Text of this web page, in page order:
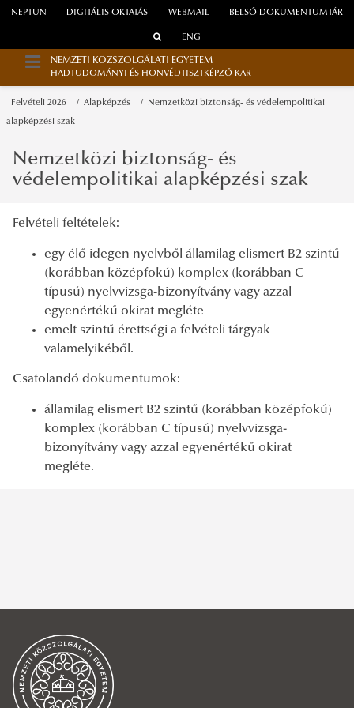
WEBMAIL
NEPTUN DIGITÁLIS OKTATÁS BELSŐ DOKUMENTUMTÁR
ENG
NEMZETI KÖZSZOLGÁLATI EGYETEM
HADTUDOMÁNYI ÉS HONVÉDTISZTKÉPZŐ KAR
Felvételi 2026 Alapképzés Nemzetközi biztonság- és védelempolitikai
alapképzési szak
Katonai vezető
Katonai infokommunikáció
Katonai logisztika
Állami légiközlekedés
Mesterképzés
Katonai vezető
Katonai üzemeltetés
Katonai Műveleti Logisztika
PhD képzés
Hadtudományi Doktori Iskola
Katonai Műszaki Doktori Iskola
Felvételi 2026
Alapképzés
Nemzetközi biztonság- és
védelempolitikai alapképzési szak
Felvételi feltételek:
egy élő idegen nyelvből államilag elismert B2 szintű
(korábban középfokú) komplex (korábban C
típusú) nyelvvizsga-bizonyítvány vagy azzal
egyenértékű okirat megléte
emelt szintű érettségi a felvételi tárgyak
valamelyikéből.
Csatolandó dokumentumok:
államilag elismert B2 szintű (korábban középfokú)
komplex (korábban C típusú) nyelvvizsga-
bizonyítvány vagy azzal egyenértékű okirat
megléte.